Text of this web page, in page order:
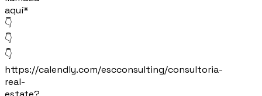
aquí*
👇
👇
👇
https://calendly.com/escconsulting/consultoria-
real-